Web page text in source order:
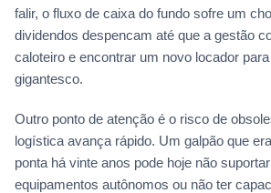
falir, o fluxo de caixa do fundo sofre um
dividendos despencam até que a gestão
caloteiro e encontrar um novo locador
gigantesco.
Outro ponto de atenção é o risco de
logística avança rápido. Um galpão que
ponta há vinte anos pode hoje não
equipamentos autônomos ou não ter